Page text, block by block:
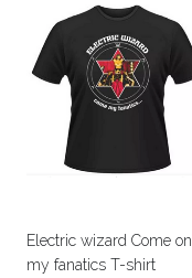
Electric wizard Come on
my fanatics T-shirt